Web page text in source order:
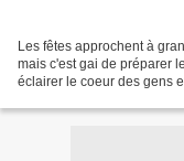
Les fêtes approchent à
mais c'est gai de préparer
éclairer le coeur des gens